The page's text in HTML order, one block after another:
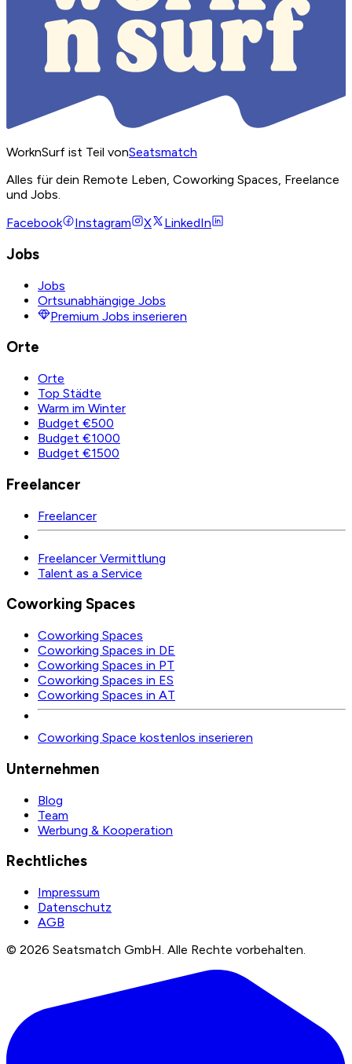
WorknSurf ist Teil vonSeatsmatch
Alles für dein Remote Leben, Coworking Spaces, Freelance
und Jobs.
Facebook
Instagram X LinkedIn
Jobs
Jobs
Ortsunabhängige Jobs
Premium Jobs inserieren
Orte
Orte
Top Städte
Warm im Winter
Budget €500
Budget €1000
Budget €1500
Freelancer
Freelancer
Freelancer Vermittlung
Talent as a Service
Coworking Spaces
Coworking Spaces
Coworking Spaces in DE
Coworking Spaces in PT
Coworking Spaces in ES
Coworking Spaces in AT
Coworking Space kostenlos inserieren
Unternehmen
Blog
Team
Werbung & Kooperation
Rechtliches
Impressum
Datenschutz
AGB
© 2026 Seatsmatch GmbH. Alle Rechte vorbehalten.